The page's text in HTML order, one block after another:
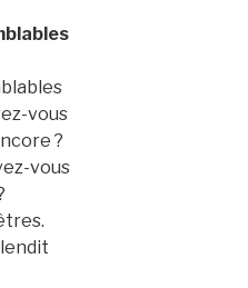
vous
?
vous